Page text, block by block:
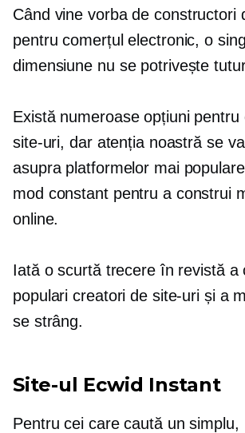
Când vine vorba de constructori
pentru comerțul electronic, o
dimensiune nu se potrivește
Există numeroase opțiuni pentru
site-uri, dar atenția noastră se
asupra platformelor mai
mod constant pentru a construi
online.
Iată o scurtă trecere în revistă a
populari creatori de site-uri și a
se strâng.
Site-ul Ecwid Instant
Pentru cei care caută un simplu,